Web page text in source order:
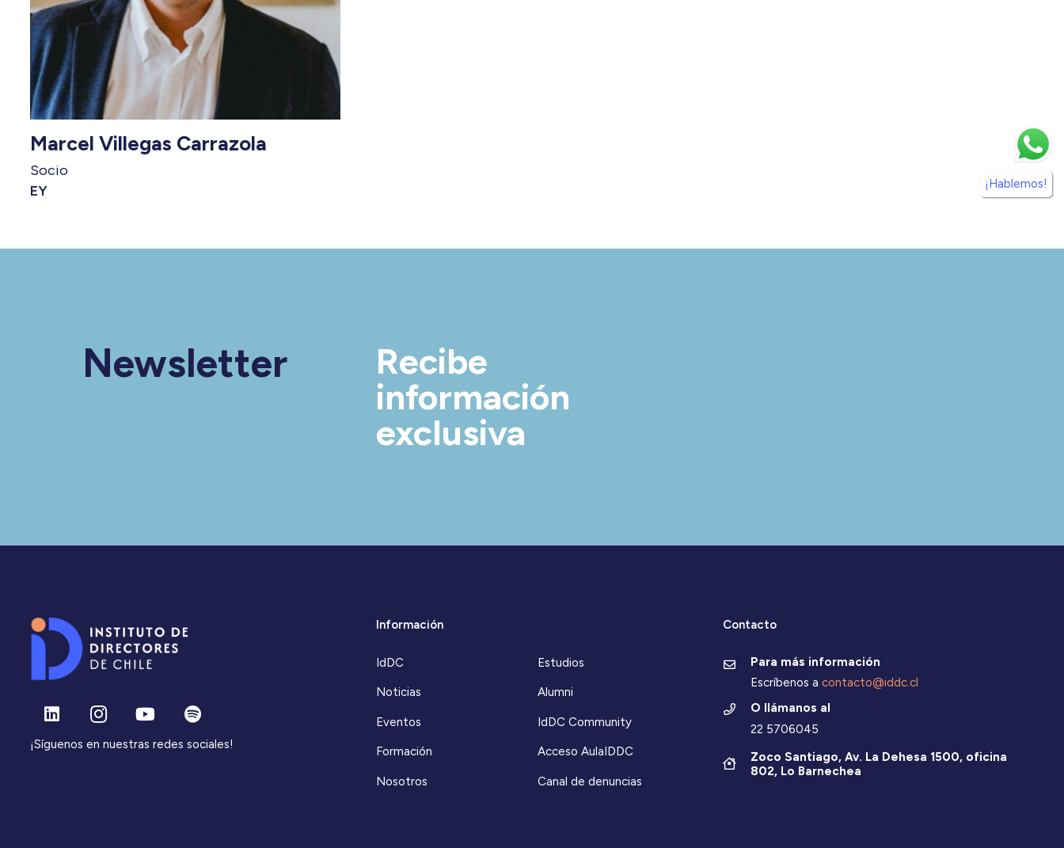
Marcel Villegas Carrazola
Socio
EY
Newsletter
Recibe
información
exclusiva
¡Síguenos en nuestras redes sociales!
Información
IdDC
Noticias
Eventos
Formación
Nosotros
Estudios
Alumni
IdDC Community
Acceso AulaIDDC
Canal de denuncias
Contacto
Para más información
Escríbenos a contacto@iddc.cl
O llámanos al
22 5706045
Zoco Santiago, Av. La Dehesa 1500, oficina
802, Lo Barnechea
¡Hablemos!